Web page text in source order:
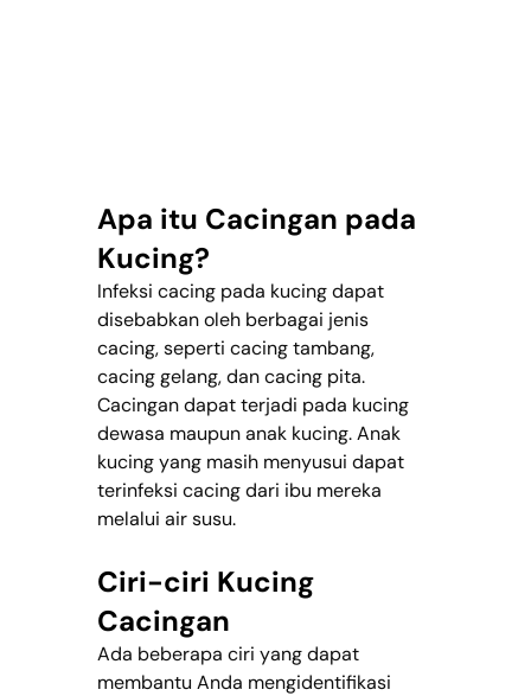
Apa itu Cacingan pada
Kucing?
Infeksi cacing pada kucing dapat
disebabkan oleh berbagai jenis
cacing, seperti cacing tambang,
cacing gelang, dan cacing pita.
Cacingan dapat terjadi pada kucing
dewasa maupun anak kucing. Anak
kucing yang masih menyusui dapat
terinfeksi cacing dari ibu mereka
melalui air susu.
Ciri-ciri Kucing
Cacingan
Ada beberapa ciri yang dapat
membantu Anda mengidentifikasi